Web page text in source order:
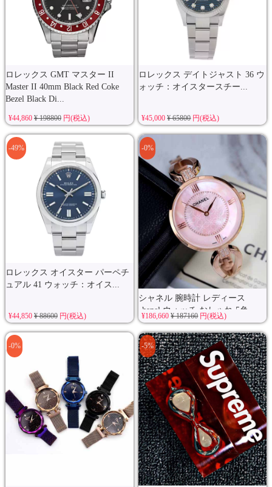
ロレックス GMT マスター II
Master II 40mm Black Red Coke
Bezel Black Di...
¥44,860 ¥ 198800円(税込)
ロレックス デイトジャスト 36 ウ
ォッチ：オイスタースチー...
¥45,000¥ 65800円(税込)
ロレックス オイスター パーペチ
ュアル 41 ウォッチ：オイス...
-49%
¥44,850 ¥ 88600円(税込)
シャネル 腕時計 レディース
chanel ウォッチ おしゃれ 5色
ス...
-0%
¥186,660¥ 187160円(税込)
-0% -5%